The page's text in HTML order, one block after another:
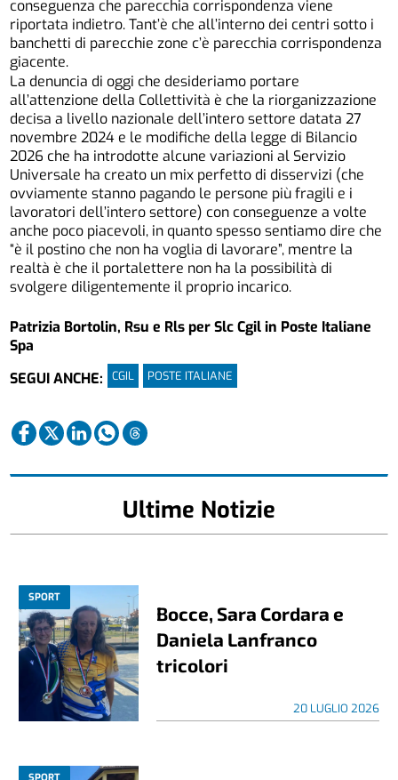
conseguenza che parecchia corrispondenza viene
riportata indietro. Tant’è che all’interno dei centri sotto i
banchetti di parecchie zone c’è parecchia corrispondenza
giacente.
La denuncia di oggi che desideriamo portare
all’attenzione della Collettività è che la riorganizzazione
decisa a livello nazionale dell’intero settore datata 27
novembre 2024 e le modifiche della legge di Bilancio
2026 che ha introdotte alcune variazioni al Servizio
Universale ha creato un mix perfetto di disservizi (che
ovviamente stanno pagando le persone più fragili e i
lavoratori dell’intero settore) con conseguenze a volte
anche poco piacevoli, in quanto spesso sentiamo dire che
“è il postino che non ha voglia di lavorare”, mentre la
realtà è che il portalettere non ha la possibilità di
svolgere diligentemente il proprio incarico.
Patrizia Bortolin, Rsu e Rls per Slc Cgil in Poste Italiane
Spa
SEGUI ANCHE:
CGIL POSTE ITALIANE
Ultime Notizie
SPORT
Bocce, Sara Cordara e
Daniela Lanfranco
tricolori
20 LUGLIO 2026